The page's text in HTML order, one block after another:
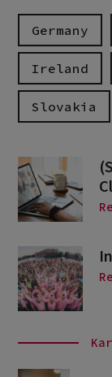
Germany
Ireland
Slovakia